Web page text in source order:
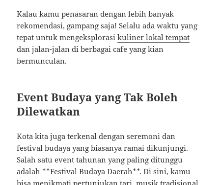
Kalau kamu penasaran dengan lebih banyak
rekomendasi, gampang saja! Selalu ada waktu yang
tepat untuk mengeksplorasikuliner lokal tempat
dan jalan-jalan di berbagai cafe yang kian
bermunculan.
Event Budaya yang Tak Boleh
Dilewatkan
Kota kita juga terkenal dengan seremoni dan
festival budaya yang biasanya ramai dikunjungi.
Salah satu event tahunan yang paling ditunggu
adalah **Festival Budaya Daerah**. Di sini, kamu
bisa menikmati pertunjukan tari, musik tradisional,